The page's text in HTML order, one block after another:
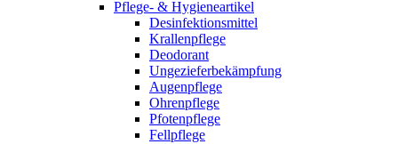
Pflege- & Hygieneartikel
Desinfektionsmittel
Krallenpflege
Deodorant
Ungezieferbekämpfung
Augenpflege
Ohrenpflege
Pfotenpflege
Fellpflege